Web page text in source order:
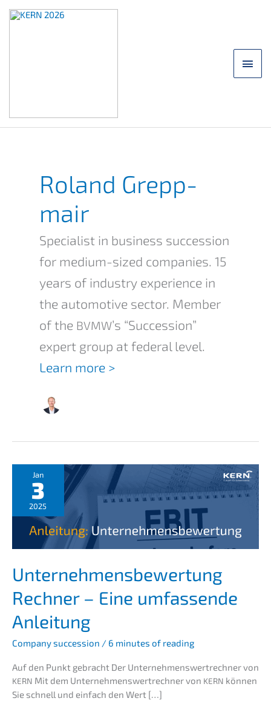
main
Roland Grepp­
mair
Specia­list in business succes­si­on
for medium-sized compa­nies. 15
years of indus­try experi­ence in
the automo­ti­ve sector. Member
of the BVMW’s “Succes­si­on”
expert group at federal level.
Learn more >
Jan
3
2025
Unter­neh­mens­be­wer­tung
Rechner – Eine umfas­sen­de
Anleitung
Compa­ny succes­si­on / 6 minutes of reading
Auf den Punkt gebracht Der Unter­neh­mens­wert­rech­ner von
KERN Mit dem Unter­neh­mens­wert­rech­ner von KERN können
Sie schnell und einfach den Wert […]